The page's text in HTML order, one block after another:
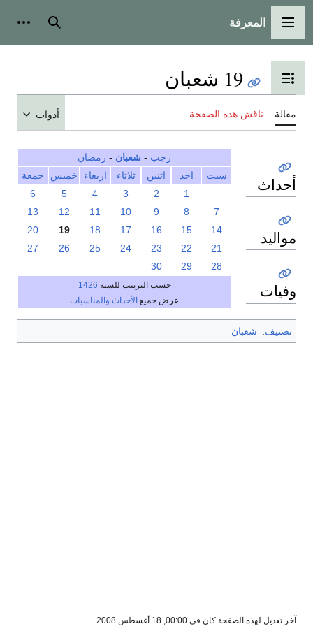
القائمة الرئيسية
المعرفة بحث
تبديل عرض جدول المحتويات
19 شعبان
مقالة ناقش هذه الصفحة أدوات
رجب - شعبان - رمضان
سبت
احد اثنين ثلاثاء اربعاء خميس
جمعة
1
2
3
4
5
6
7
8
9
10
11
12
13
14
15
16
17
18
19
20
21
22
23
24
25
26
27
28
29
30
حسب الترتيب للسنة 1426
عرض جميع الأحداث والمناسبات
أحداث
مواليد
وفيات
تصنيف: شعبان
آخر تعديل لهذه الصفحة كان في 00:00, 18 أغسطس 2008.